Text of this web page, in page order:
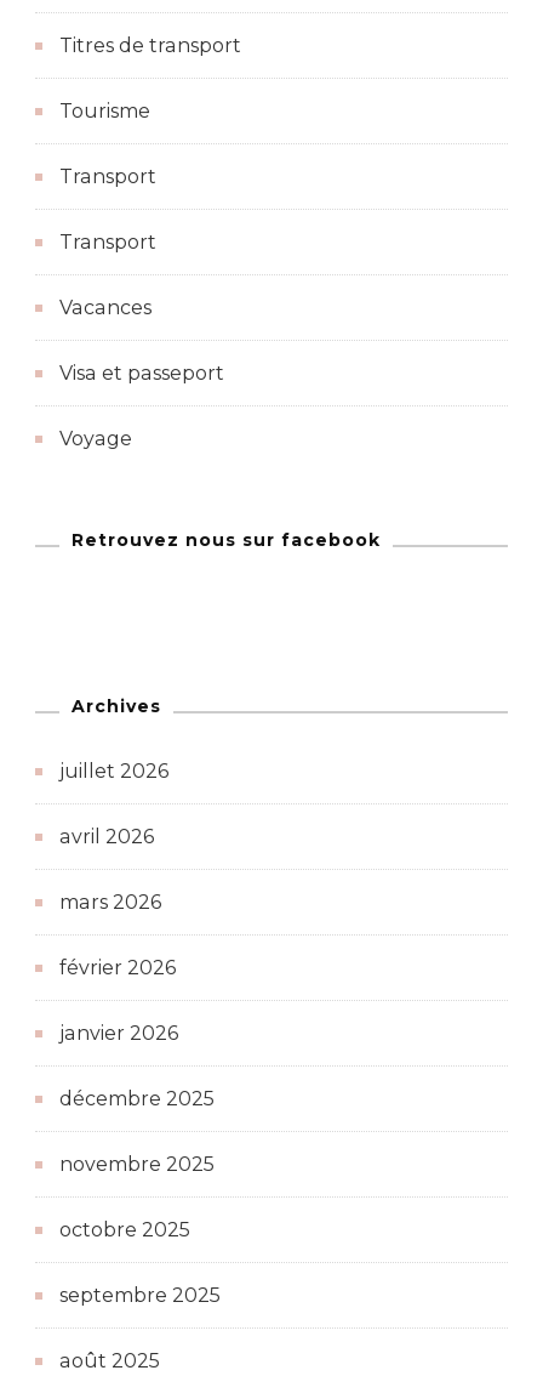
Titres de transport
Tourisme
Transport
Transport
Vacances
Visa et passeport
Voyage
Retrouvez nous sur facebook
Archives
juillet 2026
avril 2026
mars 2026
février 2026
janvier 2026
décembre 2025
novembre 2025
octobre 2025
septembre 2025
août 2025